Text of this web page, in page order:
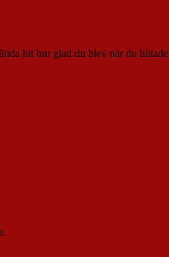
hit hur glad du blev när du